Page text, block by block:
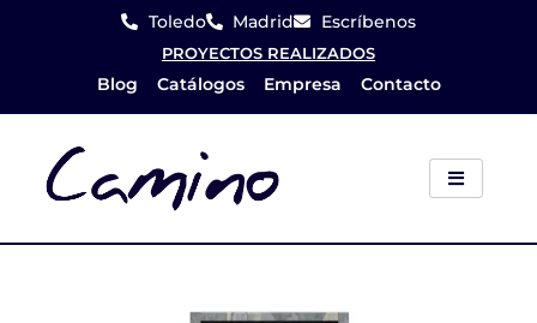
Toledo Madrid Escríbenos
PROYECTOS REALIZADOS
Blog Catálogos Empresa Contacto